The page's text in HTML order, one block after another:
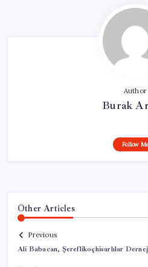
Author
Burak
Follow
Other Articles
Previous
Ali Babacan, Şereflikoçhisarlılar